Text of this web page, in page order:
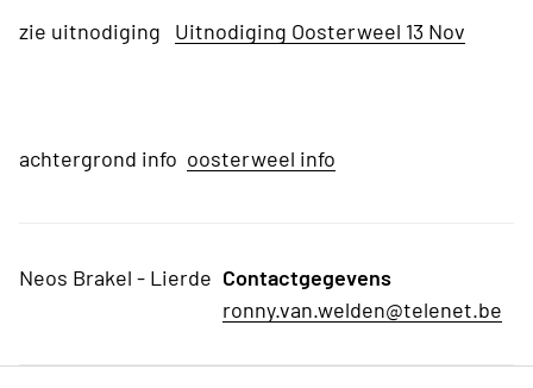
zie uitnodiging Uitnodiging Oosterweel 13 Nov
achtergrond info oosterweel info
Neos Brakel - Lierde Contactgegevens
ronny.van.welden@telenet.be